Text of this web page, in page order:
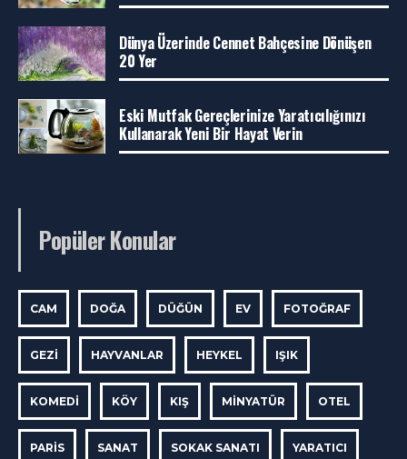
Dünya Üzerinde Cennet Bahçesine Dönüşen
20 Yer
Eski Mutfak Gereçlerinize Yaratıcılığınızı
Kullanarak Yeni Bir Hayat Verin
Popüler Konular
CAM DOĞA DÜĞÜN EV FOTOĞRAF
GEZI HAYVANLAR HEYKEL IŞIK
KOMEDI KÖY KIŞ MINYATÜR OTEL
PARIS SANAT SOKAK SANATI YARATICI